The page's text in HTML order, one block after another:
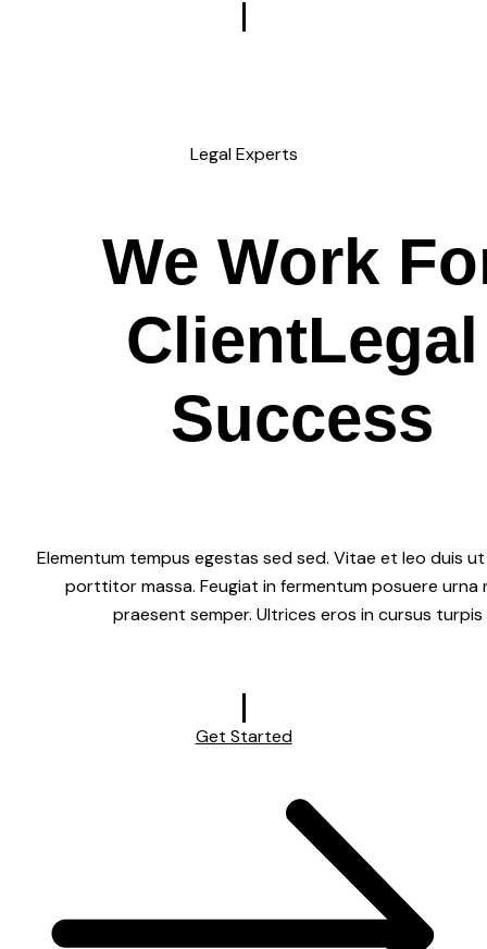
Legal Experts
We Work
ClientLegal
Success
Elementum tempus egestas sed sed. Vitae et leo duis
porttitor massa. Feugiat in fermentum posuere urna
praesent semper. Ultrices eros in cursus turpis
Get Started